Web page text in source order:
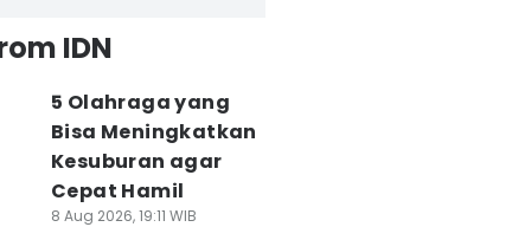
IDN
5 Olahraga yang
Bisa Meningkatkan
Kesuburan agar
Cepat Hamil
8 Aug 2026, 19:11 WIB